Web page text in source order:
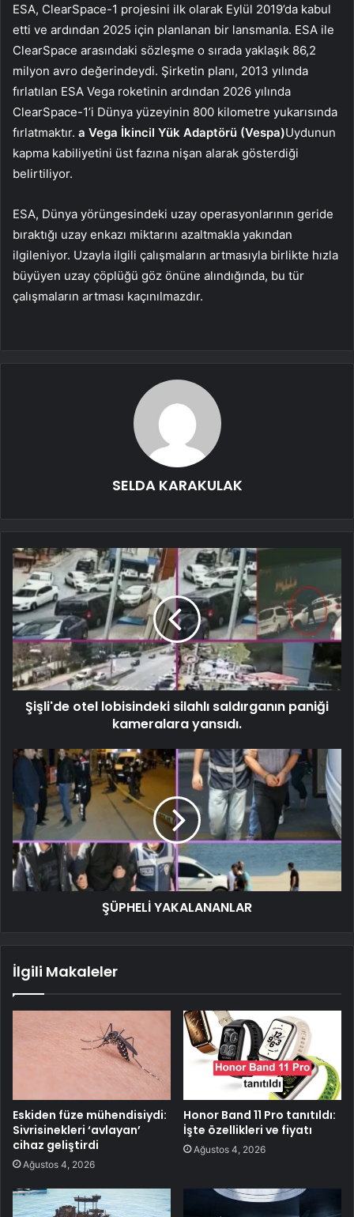
ESA, ClearSpace-1 projesini ilk olarak Eylül 2019’da kabul
etti ve ardından 2025 için planlanan bir lansmanla. ESA ile
ClearSpace arasındaki sözleşme o sırada yaklaşık 86,2
milyon avro değerindeydi. Şirketin planı, 2013 yılında
fırlatılan ESA Vega roketinin ardından 2026 yılında
ClearSpace-1’i Dünya yüzeyinin 800 kilometre yukarısında
fırlatmaktır. a Vega İkincil Yük Adaptörü (Vespa)Uydunun
kapma kabiliyetini üst fazına nişan alarak gösterdiği
belirtiliyor.
ESA, Dünya yörüngesindeki uzay operasyonlarının geride
bıraktığı uzay enkazı miktarını azaltmakla yakından
ilgileniyor. Uzayla ilgili çalışmaların artmasıyla birlikte hızla
büyüyen uzay çöplüğü göz önüne alındığında, bu tür
çalışmaların artması kaçınılmazdır.
SELDA KARAKULAK
Şişli'de otel lobisindeki silahlı saldırganın paniği
kameralara yansıdı.
ŞÜPHELİ YAKALANANLAR
İlgili Makaleler
Eskiden füze mühendisiydi:
Sivrisinekleri ‘avlayan’
cihaz geliştirdi
Ağustos 4, 2026
Honor Band 11 Pro tanıtıldı:
İşte özellikleri ve fiyatı
Ağustos 4, 2026